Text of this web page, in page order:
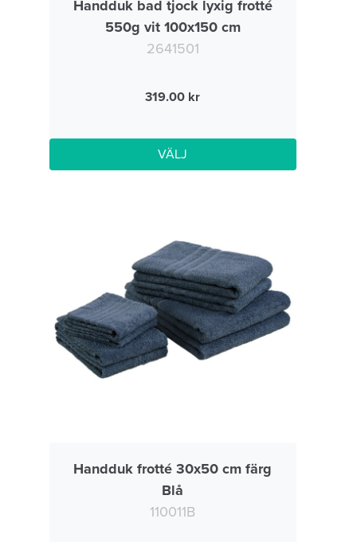
Handduk bad tjock lyxig frotté
550g vit 100x150 cm
2641501
319.00
VÄLJ
Handduk frotté 30x50 cm färg
Blå
110011B